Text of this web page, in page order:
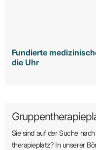
Fundierte
die Uhr
Sie sind auf der Suche
therapie­platz? In unserer